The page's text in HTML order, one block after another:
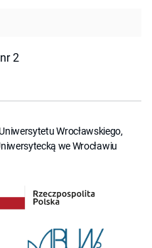
2
Wrocławskiego,
we Wrocławiu